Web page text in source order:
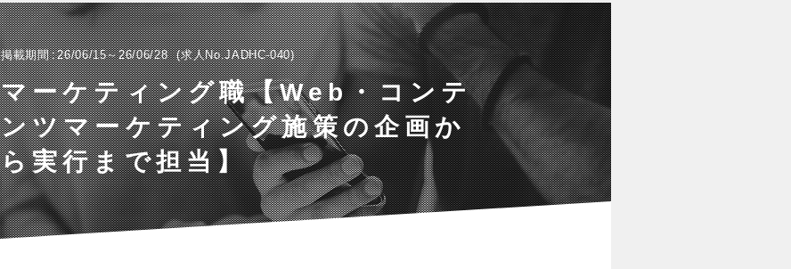
掲載期間 26/06/15～26/06/28 求人No.JADHC-040
マーケティング職【Web・コンテ
ンツマーケティング施策の企画か
ら実行まで担当】